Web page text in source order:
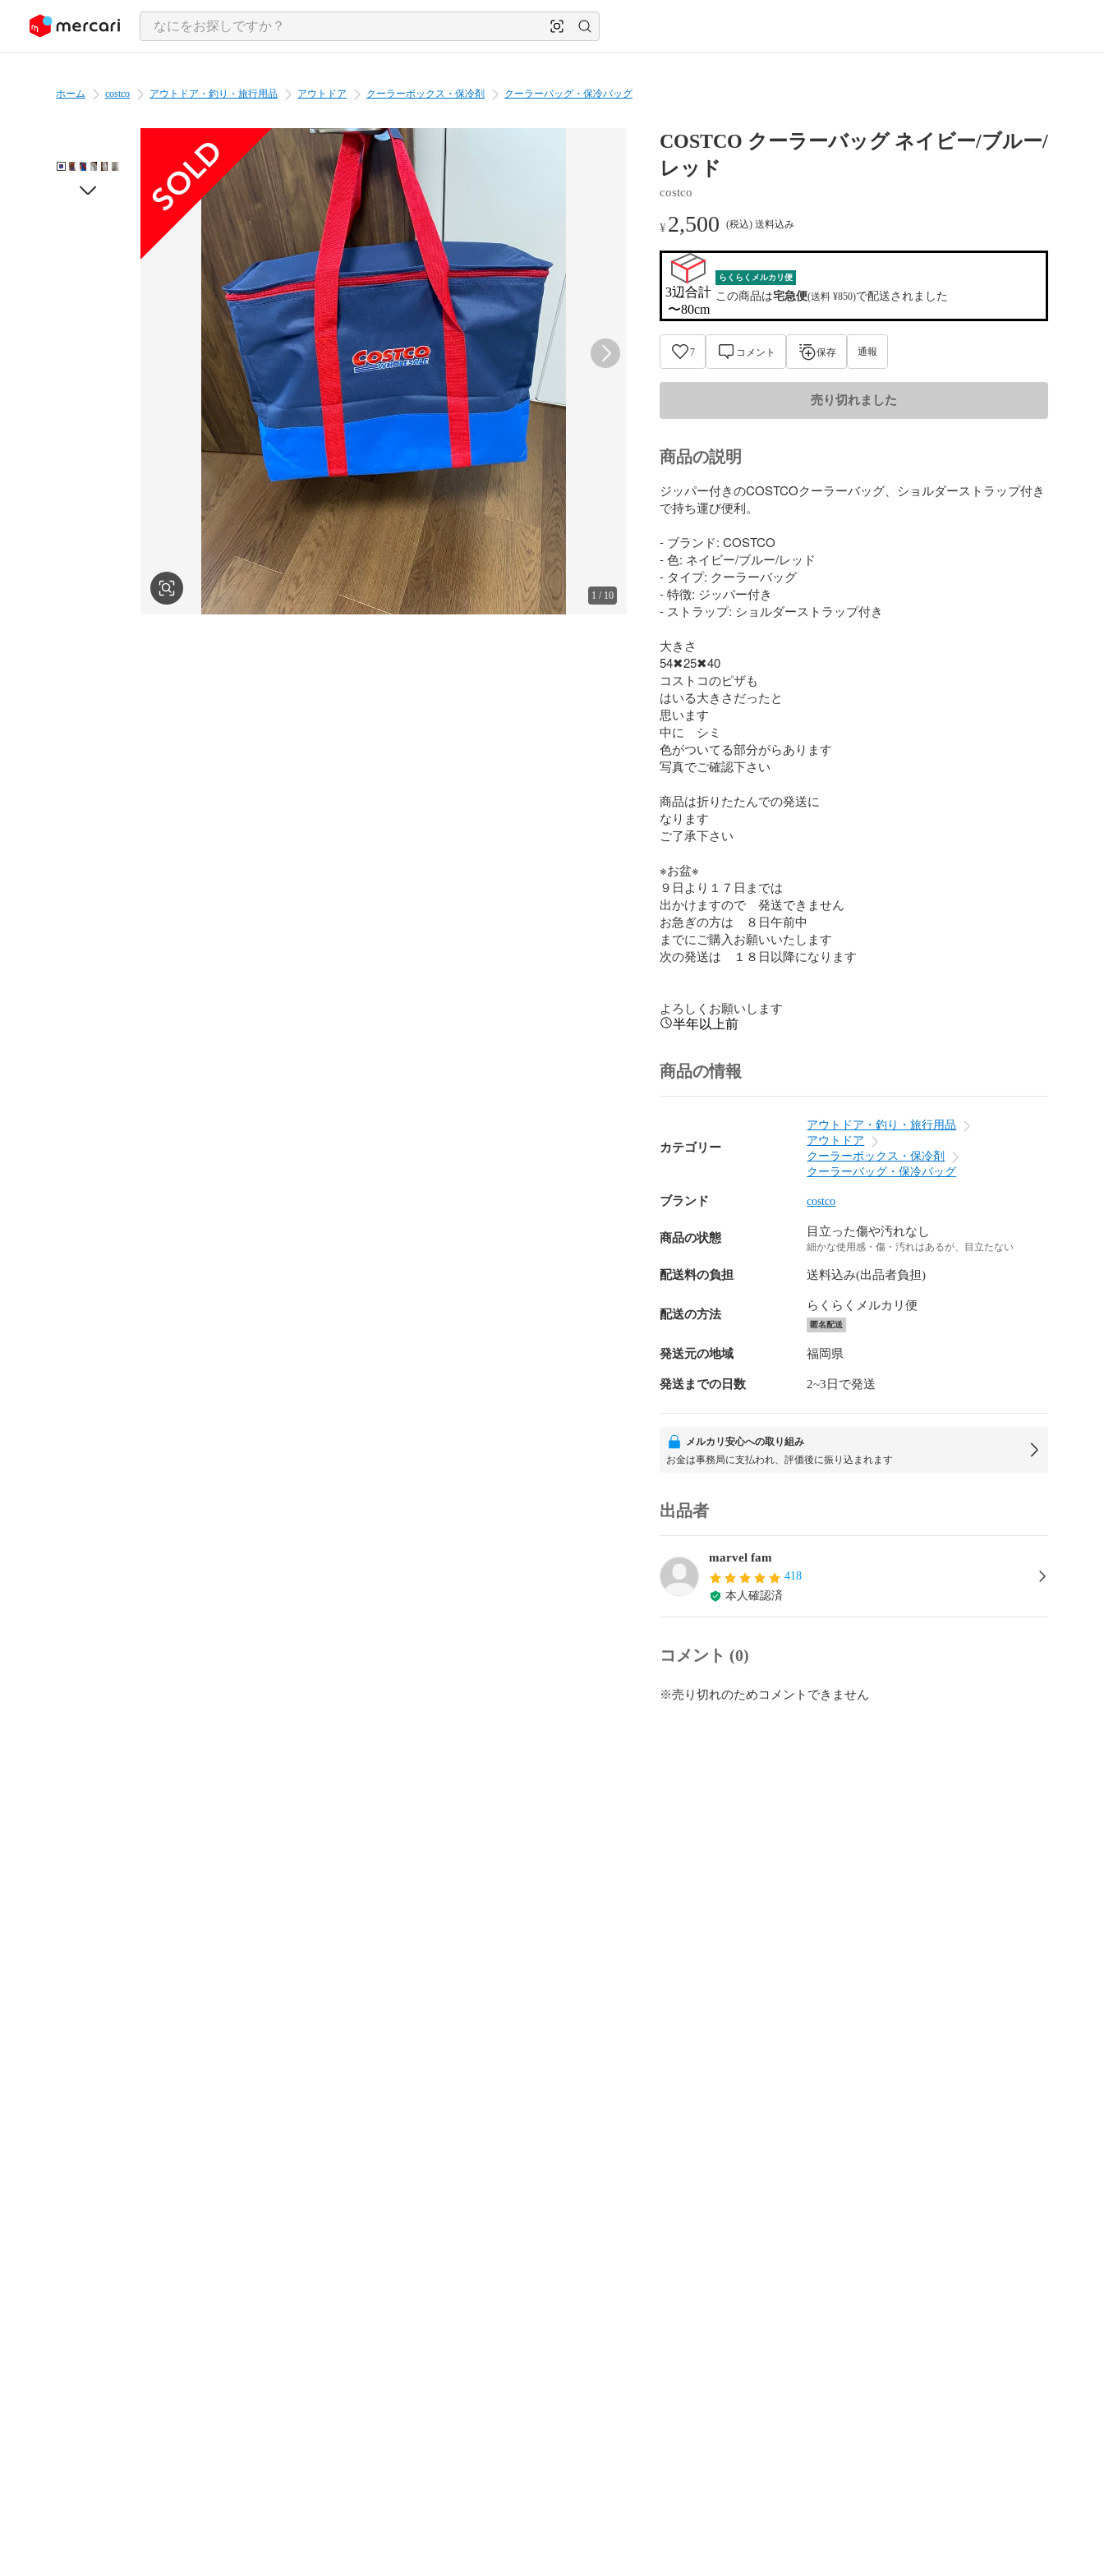
ツにスキップ
ホーム costco アウトドア・釣り・旅行用品 アウトドア クーラーボックス・保冷剤 クーラーバッグ・保冷バッグ
1 / 10
COSTCO クーラーバッグ ネイビー/ブルー/
レッド
costco
¥ 2,500 (税込) 送料込み
3辺合計
〜80cm
らくらくメルカリ便
この商品は宅急便(送料 ¥850)で配送されました
7 コメント 保存 通報
売り切れました
商品の説明
ジッパー付きのCOSTCOクーラーバッグ、ショルダーストラップ付き
で持ち運び便利。
- ブランド: COSTCO
- 色: ネイビー/ブルー/レッド
- タイプ: クーラーバッグ
- 特徴: ジッパー付き
- ストラップ: ショルダーストラップ付き
大きさ
54✖︎25✖︎40
コストコのピザも
はいる大きさだったと
思います
中に　シミ
色がついてる部分がらあります
写真でご確認下さい
商品は折りたたんでの発送に
なります
ご了承下さい
※お盆※
９日より１７日までは
出かけますので　発送できません
お急ぎの方は　８日午前中
までにご購入お願いいたします
次の発送は　１８日以降になります
よろしくお願いします
半年以上前
商品の情報
カテゴリー
アウトドア・釣り・旅行用品
アウトドア
クーラーボックス・保冷剤
クーラーバッグ・保冷バッグ
ブランド costco
商品の状態 目立った傷や汚れなし
細かな使用感・傷・汚れはあるが、目立たない
配送料の負担 送料込み(出品者負担)
配送の方法
らくらくメルカリ便
匿名配送
発送元の地域 福岡県
発送までの日数 2~3日で発送
メルカリ安心への取り組み
お金は事務局に支払われ、評価後に振り込まれます
出品者
marvel fam
418
本人確認済
コメント (0)
※売り切れのためコメントできません